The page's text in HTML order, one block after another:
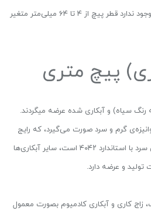
از آنجایی که محدودیتی در طول وجود ندارد قطر پیچ‌ از ۴ تا ۶۴ میلی‌متر متغیر
پیچ متری
سیاه) و آبکاری شده عرضه میگردند.
گرم و سرد صورت می‌گیرد، که رایج
ترین نوع آبکاری همان گالوانیزه‌ی سرد با استاندارد ۴۰۴۲ است، سایر آبکاری‌ها
و عرضه دارد.
زاج کاری و آبکاری کادمیوم بصورت معمول